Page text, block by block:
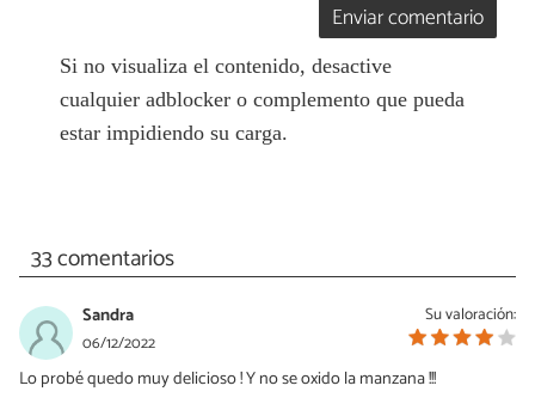
Enviar comentario
Si no visualiza el contenido, desactive
cualquier adblocker o complemento que pueda
estar impidiendo su carga.
33 comentarios
Su valoración:
Sandra
06/12/2022
Lo probé quedo muy delicioso ! Y no se oxido la manzana !!!